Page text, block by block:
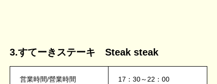
3.すてーきステーキ Steak steak
営業時間/營業時間 17：30～22：00